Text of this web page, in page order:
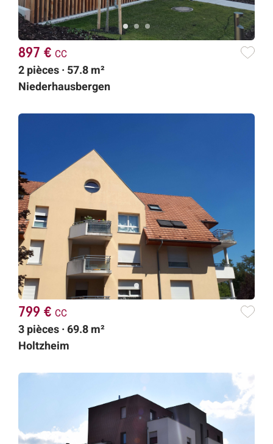
897 € cc
2 pièces · 57.8 m²
Niederhausbergen
799 € cc
3 pièces · 69.8 m²
Holtzheim